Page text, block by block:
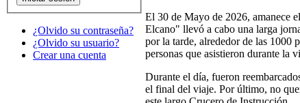
¿Olvido su contraseña?
¿Olvido su usuario?
Crear una cuenta
El 30 de Mayo de 2026, amanece
Elcano" llevó a cabo una larga
por la tarde, alrededor de las 1000
personas que asistieron durante la
Durante el día, fueron
el final del viaje. Por último, no